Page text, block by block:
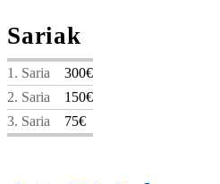
Sariak
1. Saria
300€
2. Saria
150€
3. Saria
75€